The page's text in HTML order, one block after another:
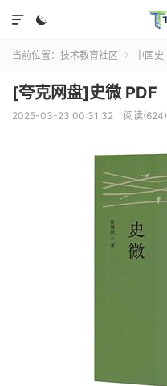


当前位置： 技术教育社区  中国史
[夸克网盘]史微 PDF
2025-03-23 00:31:32 阅读(624)